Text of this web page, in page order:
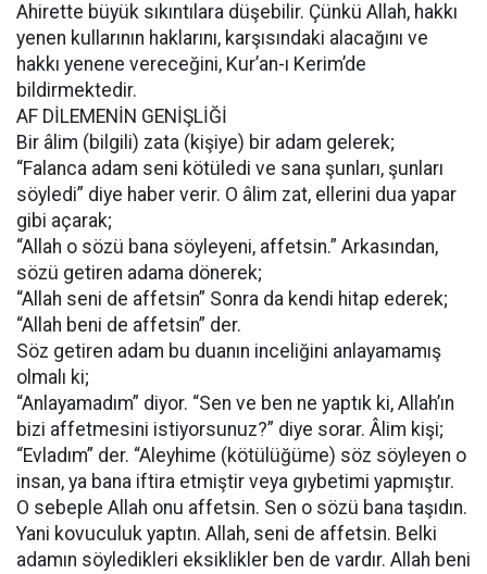
Ahirette büyük sıkıntılara düşebilir. Çünkü Allah, hakkı
yenen kullarının haklarını, karşısındaki alacağını ve
hakkı yenene vereceğini, Kur’an-ı Kerim’de
bildirmektedir.
AF DİLEMENİN GENİŞLİĞİ
Bir âlim (bilgili) zata (kişiye) bir adam gelerek;
“Falanca adam seni kötüledi ve sana şunları, şunları
söyledi” diye haber verir. O âlim zat, ellerini dua yapar
gibi açarak;
“Allah o sözü bana söyleyeni, affetsin.” Arkasından,
sözü getiren adama dönerek;
“Allah seni de affetsin” Sonra da kendi hitap ederek;
“Allah beni de affetsin” der.
Söz getiren adam bu duanın inceliğini anlayamamış
olmalı ki;
“Anlayamadım” diyor. “Sen ve ben ne yaptık ki, Allah’ın
bizi affetmesini istiyorsunuz?” diye sorar. Âlim kişi;
“Evladım” der. “Aleyhime (kötülüğüme) söz söyleyen o
insan, ya bana iftira etmiştir veya gıybetimi yapmıştır.
O sebeple Allah onu affetsin. Sen o sözü bana taşıdın.
Yani kovuculuk yaptın. Allah, seni de affetsin. Belki
adamın söyledikleri eksiklikler ben de vardır. Allah beni